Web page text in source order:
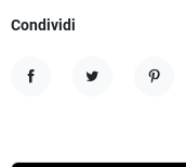
Condividi